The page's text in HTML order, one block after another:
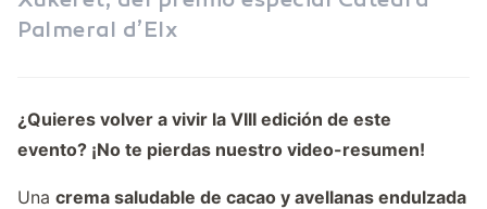
Palmeral d’Elx
¿Quieres volver a vivir la VIII edición de este
evento? ¡No te pierdas nuestro video-resumen!
Una crema saludable de cacao y avellanas endulzada